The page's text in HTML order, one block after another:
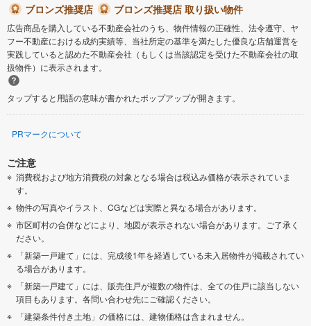
ブロンズ推奨店
ブロンズ推奨店 取り扱い物件
広告商品を購入している不動産会社のうち、物件情報の正確性、法令遵守、ヤ
フー不動産における成約実績等、当社所定の基準を満たした優良な店舗運営を
実践していると認めた不動産会社（もしくは当該認定を受けた不動産会社の取
扱物件）に表示されます。
タップすると用語の意味が書かれたポップアップが開きます。
PRマークについて
ご注意
消費税および地方消費税の対象となる場合は税込み価格が表示されていま
す。
物件の写真やイラスト、CGなどは実際と異なる場合があります。
市区町村の合併などにより、地図が表示されない場合があります。ご了承く
ださい。
「新築一戸建て」には、完成後1年を経過している未入居物件が掲載されてい
る場合があります。
「新築一戸建て」には、販売住戸が複数の物件は、全ての住戸に該当しない
項目もあります。各問い合わせ先にご確認ください。
「建築条件付き土地」の価格には、建物価格は含まれません。